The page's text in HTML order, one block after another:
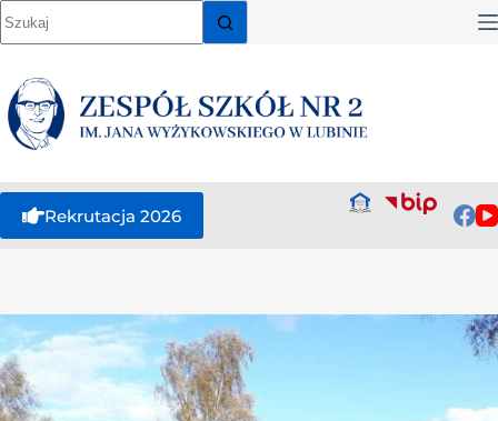
Rekrutacja 2026